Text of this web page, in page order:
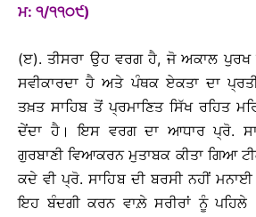
ਮ: ੧/੧੧੦੯)
(ੲ). ਤੀਸਰਾ ਉਹ ਵਰਗ ਹੈ, ਜੋ ਅਕਾਲ ਪੁਰਖ
ਸਵੀਕਾਰਦਾ ਹੈ ਅਤੇ ਪੰਥਕ ਏਕਤਾ ਦਾ
ਤਖ਼ਤ ਸਾਹਿਬ ਤੋਂ ਪ੍ਰਮਾਣਿਤ ਸਿੱਖ ਰਹਿਤ
ਦੇਂਦਾ ਹੈ। ਇਸ ਵਰਗ ਦਾ ਆਧਾਰ ਪ੍ਰੋ.
ਗੁਰਬਾਣੀ ਵਿਆਕਰਨ ਮੁਤਾਬਕ ਕੀਤਾ ਗਿਆ
ਕਦੇ ਵੀ ਪ੍ਰੋ. ਸਾਹਿਬ ਦੀ ਬਰਸੀ ਨਹੀਂ
ਇਹ ਬੰਦਗੀ ਕਰਨ ਵਾਲ਼ੇ ਸਰੀਰਾਂ ਨੂੰ ਪਹਿਲੇ